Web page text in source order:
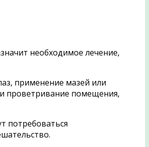
необходимое лечение,
применение мазей или
и проветривание помещения,
потребоваться